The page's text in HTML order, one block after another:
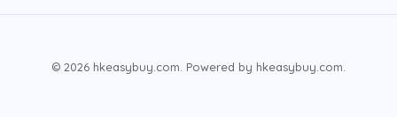
© 2026 hkeasybuy.com. Powered by hkeasybuy.com.